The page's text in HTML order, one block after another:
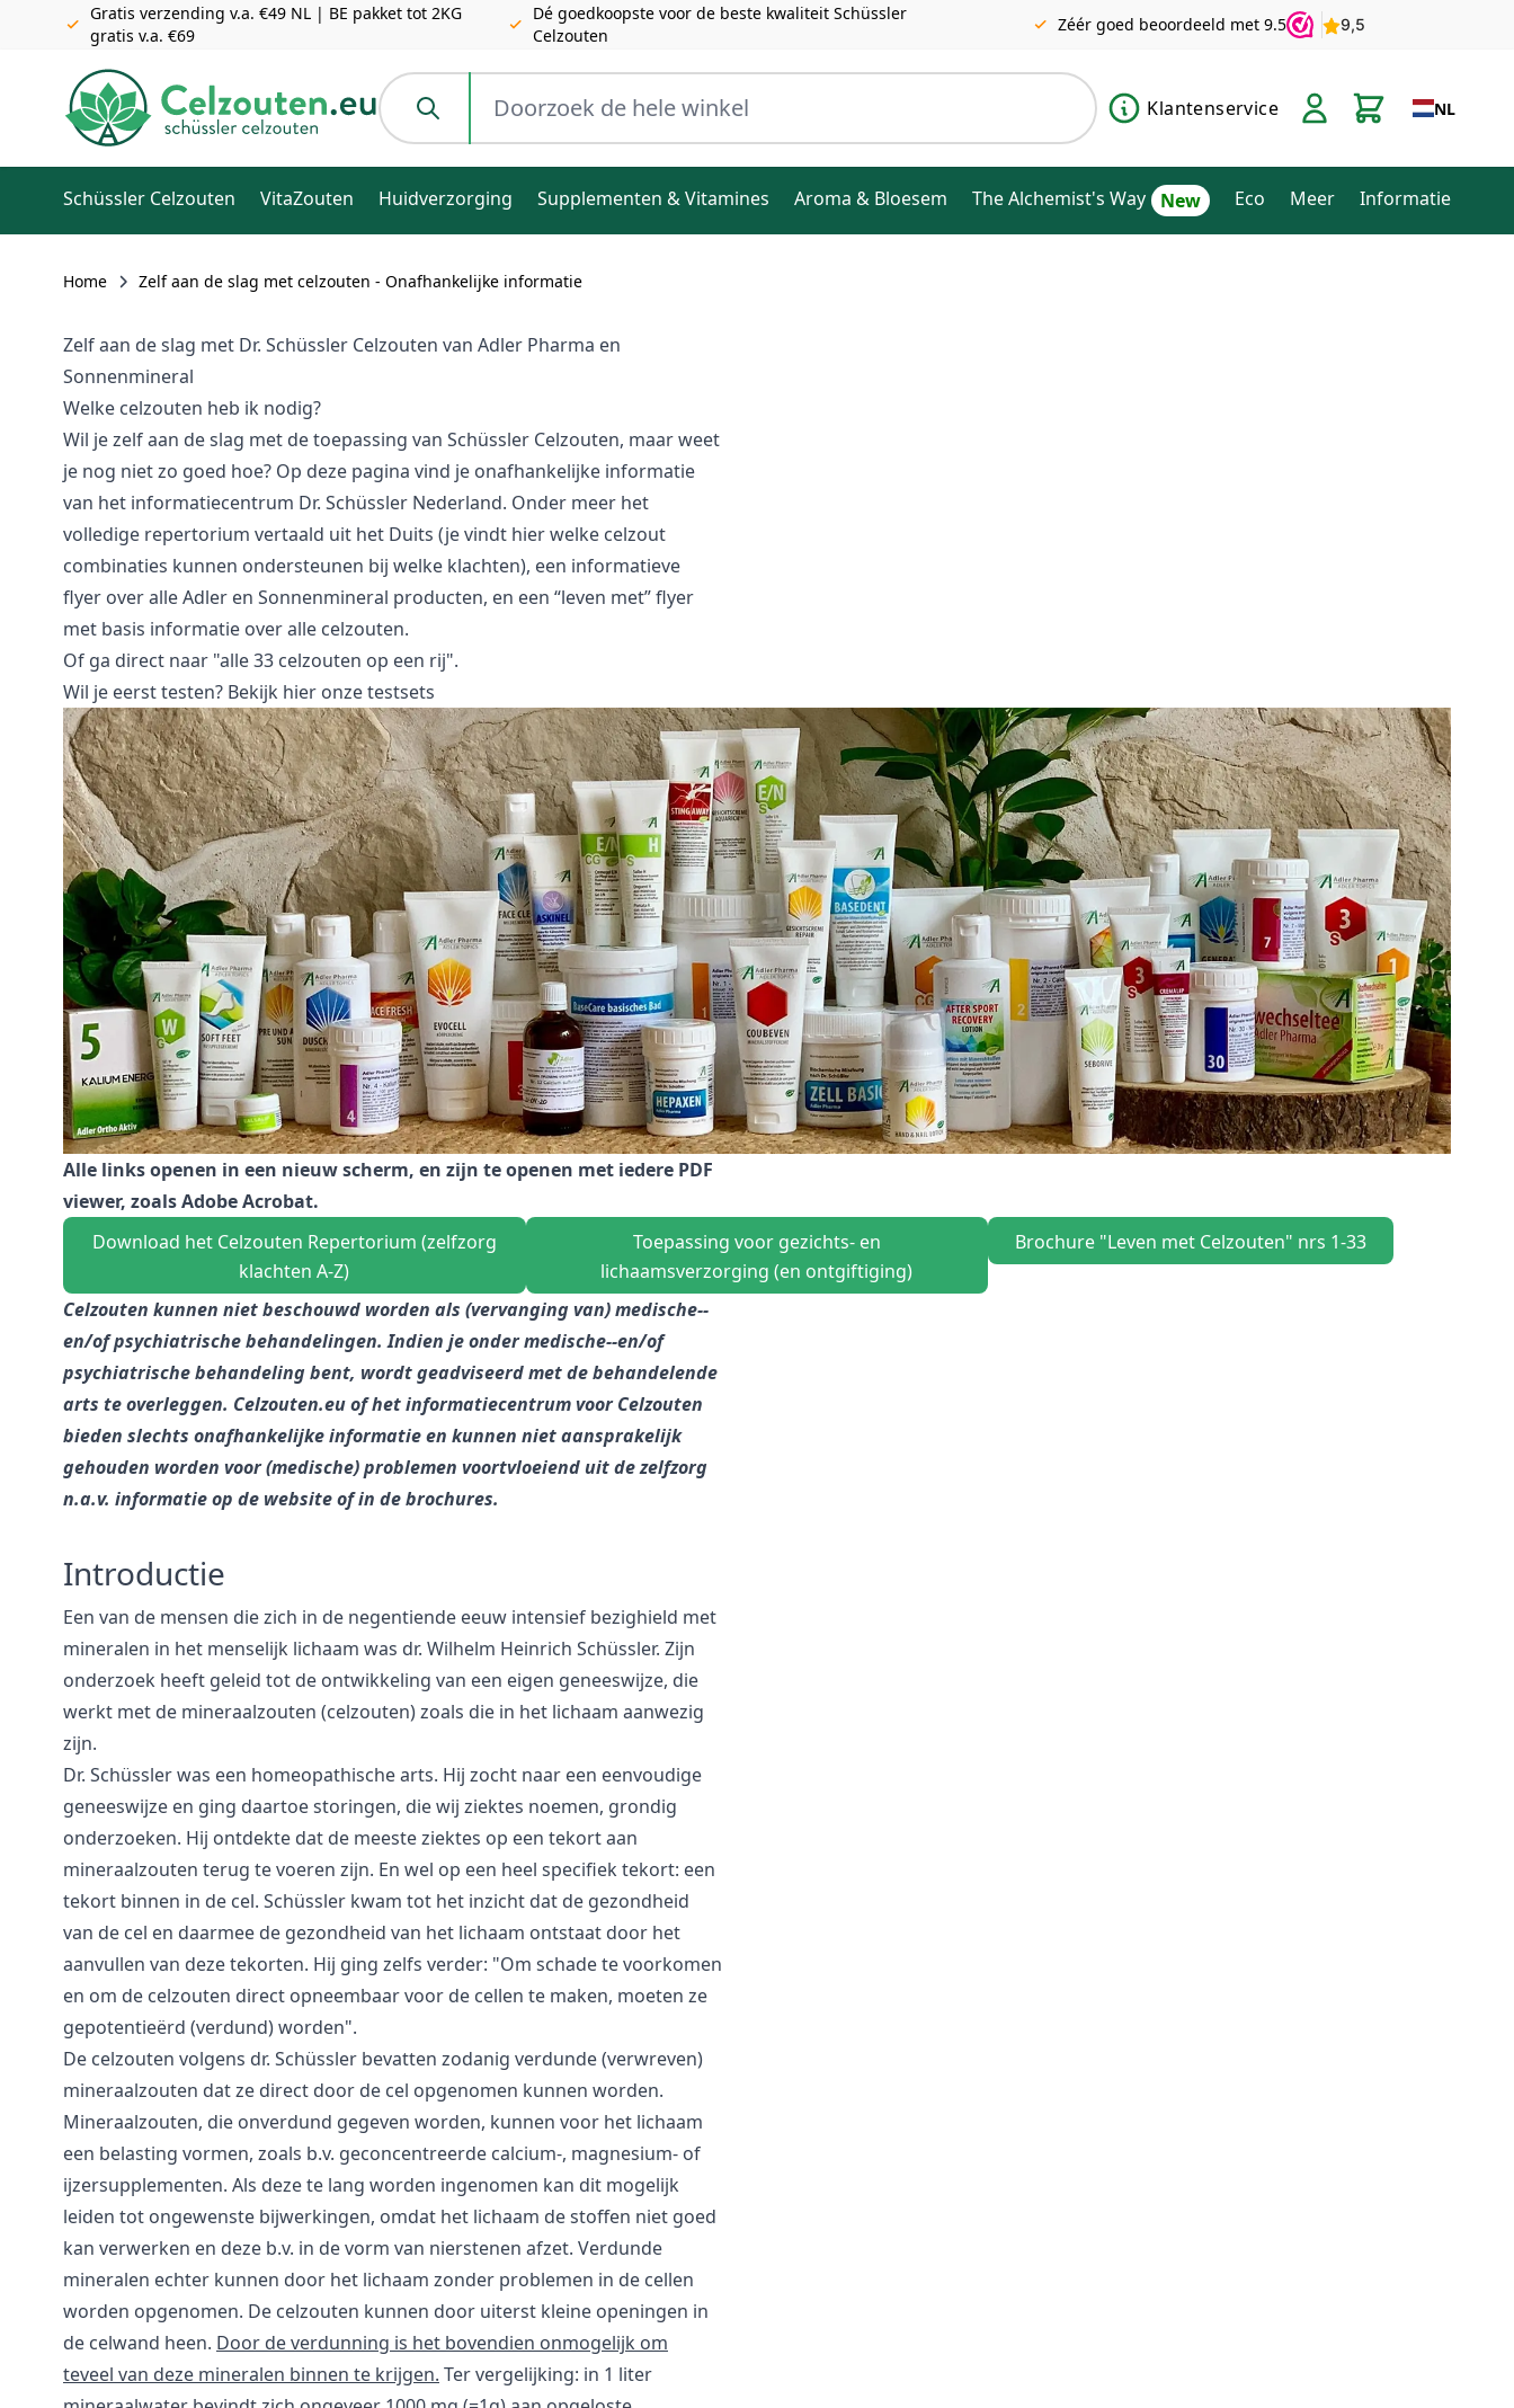
Gratis verzending v.a. €49 NL | BE pakket tot 2KG
gratis v.a. €69
Dé goedkoopste voor de beste kwaliteit Schüssler
Celzouten
Zéér goed beoordeeld met 9.5
Doorzoek de hele winkel
Klantenservice
NL
Schüssler Celzouten VitaZouten Huidverzorging Supplementen & Vitamines Aroma & Bloesem The Alchemist's Way Eco Meer Informatie
Home Zelf aan de slag met celzouten - Onafhankelijke informatie
Zelf aan de slag met Dr. Schüssler Celzouten van Adler Pharma en
Sonnenmineral
Welke celzouten heb ik nodig?
Wil je zelf aan de slag met de toepassing van Schüssler Celzouten, maar weet
je nog niet zo goed hoe? Op deze pagina vind je onafhankelijke informatie
van het informatiecentrum Dr. Schüssler Nederland. Onder meer het
volledige repertorium vertaald uit het Duits (je vindt hier welke celzout
combinaties kunnen ondersteunen bij welke klachten), een informatieve
flyer over alle Adler en Sonnenmineral producten, en een “leven met” flyer
met basis informatie over alle celzouten.
Of ga direct naar "alle 33 celzouten op een rij".
Wil je eerst testen? Bekijk hier onze testsets
Alle links openen in een nieuw scherm, en zijn te openen met iedere PDF
viewer, zoals Adobe Acrobat.
Download het Celzouten Repertorium (zelfzorg
klachten A-Z)
Toepassing voor gezichts- en
lichaamsverzorging (en ontgiftiging)
Brochure "Leven met Celzouten" nrs 1-33
Celzouten kunnen niet beschouwd worden als (vervanging van) medische-­‐
en/of psychiatrische behandelingen. Indien je onder medische-­‐en/of
psychiatrische behandeling bent, wordt geadviseerd met de behandelende
arts te overleggen. Celzouten.eu of het informatiecentrum voor Celzouten
bieden slechts onafhankelijke informatie en kunnen niet aansprakelijk
gehouden worden voor (medische) problemen voortvloeiend uit de zelfzorg
n.a.v. informatie op de website of in de brochures.
Introductie
Een van de mensen die zich in de negentiende eeuw intensief bezighield met
mineralen in het menselijk lichaam was dr. Wilhelm Heinrich Schüssler. Zijn
onderzoek heeft geleid tot de ontwikkeling van een eigen geneeswijze, die
werkt met de mineraalzouten (celzouten) zoals die in het lichaam aanwezig
zijn.
Dr. Schüssler was een homeopathische arts. Hij zocht naar een eenvoudige
geneeswijze en ging daartoe storingen, die wij ziektes noemen, grondig
onderzoeken. Hij ontdekte dat de meeste ziektes op een tekort aan
mineraalzouten terug te voeren zijn. En wel op een heel specifiek tekort: een
tekort binnen in de cel. Schüssler kwam tot het inzicht dat de gezondheid
van de cel en daarmee de gezondheid van het lichaam ontstaat door het
aanvullen van deze tekorten. Hij ging zelfs verder: "Om schade te voorkomen
en om de celzouten direct opneembaar voor de cellen te maken, moeten ze
gepotentieërd (verdund) worden".
De celzouten volgens dr. Schüssler bevatten zodanig verdunde (verwreven)
mineraalzouten dat ze direct door de cel opgenomen kunnen worden.
Mineraalzouten, die onverdund gegeven worden, kunnen voor het lichaam
een belasting vormen, zoals b.v. geconcentreerde calcium-, magnesium- of
ijzersupplementen. Als deze te lang worden ingenomen kan dit mogelijk
leiden tot ongewenste bijwerkingen, omdat het lichaam de stoffen niet goed
kan verwerken en deze b.v. in de vorm van nierstenen afzet. Verdunde
mineralen echter kunnen door het lichaam zonder problemen in de cellen
worden opgenomen. De celzouten kunnen door uiterst kleine openingen in
de celwand heen. Door de verdunning is het bovendien onmogelijk om
teveel van deze mineralen binnen te krijgen. Ter vergelijking: in 1 liter